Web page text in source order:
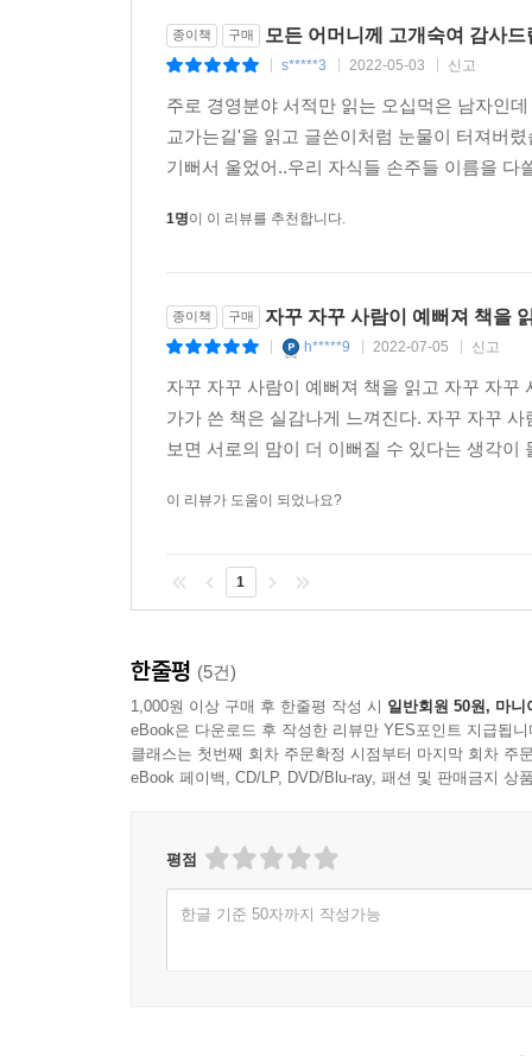
종이책 구매 모든 어머니께 고개숙여 감사드
s*****3 2022-05-03 신고
주로 경영분야 서적만 읽는 오십먹은 남자인
교가는길'을 읽고 글쓴이처럼 눈물이 터져버
기뻐서 울었어..우리 자식들 손주들 이름을
1명이 이 리뷰를 추천합니다.
종이책 구매 자꾸 자꾸 사람이 예뻐져 책을
h*****9 2022-07-05 신고
자꾸 자꾸 사람이 예뻐져 책을 읽고 자꾸 자
가가 쓴 책은 실감나게 느껴진다. 자꾸 자꾸
보면 서로의 맘이 더 이뻐질 수 있다는 생각
이 리뷰가 도움이 되었나요?
1
한줄평 (5건)
1,000원 이상 구매 후 한줄평 작성 시 일반회원 50원, 마니
eBook은 다운로드 후 작성한 리뷰만 YES포인트 지급됩니
클래스는 첫번째 회차 주문확정 시점부터 마지막 회차 주
eBook 페이백, CD/LP, DVD/Blu-ray, 패션 및 판매금지 상
평점
한글 기준 50자까지 작성가능